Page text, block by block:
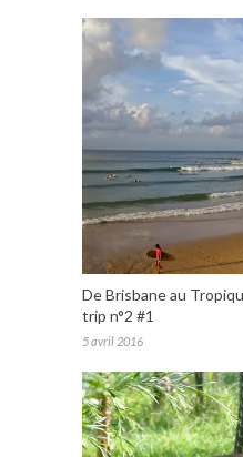
De Brisbane au
trip n°2 #1
5 avril 2016